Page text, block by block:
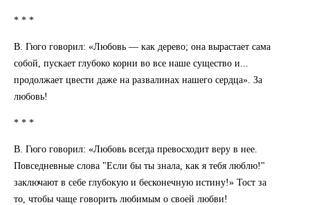
* * *
В. Гюго говорил: «Любовь — как дерево; она вырастает сама
собой, пускает глубоко корни во все наше существо и...
продолжает цвести даже на развалинах нашего сердца». За
любовь!
* * *
В. Гюго говорил: «Любовь всегда превосходит веру в нее.
Повседневные слова "Если бы ты знала, как я тебя люблю!"
заключают в себе глубокую и бесконечную истину!» Тост за
то, чтобы чаще говорить любимым о своей любви!